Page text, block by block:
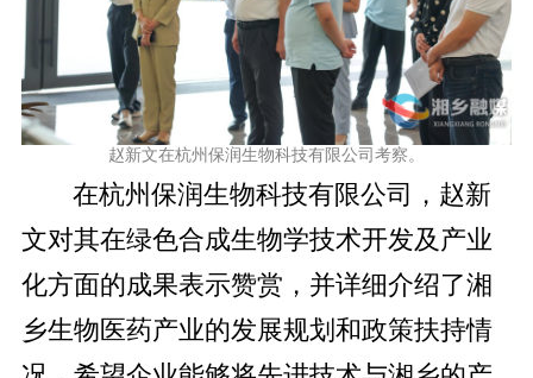
赵新文在杭州保润生物科技有限公司考察。
在杭州保润生物科技有限公司，赵新
文对其在绿色合成生物学技术开发及产业
化方面的成果表示赞赏，并详细介绍了湘
乡生物医药产业的发展规划和政策扶持情